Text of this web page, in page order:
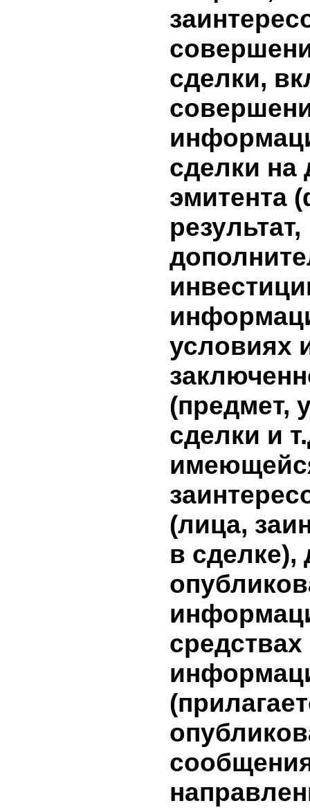
бумаги,
ценную
сумму
бумагам
нет
10.
сделки,
лицами,
сделки,
сделки